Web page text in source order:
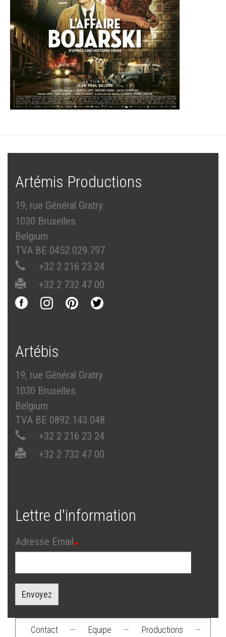
Artémis Productions
19, rue Général Gratry
1030 Bruxelles
Belgium
TVA BE 0452.029.797
+32 2 216 23 24
+32 2 732 47 00
Artébis
19, rue Général Gratry
1030 Bruxelles
Belgium
TVA BE 0892.143.048
+32 2 216 23 24
+32 2 732 47 00
Lettre d'information
Adresse Email
Envoyez
Contact — Equipe — Productions —